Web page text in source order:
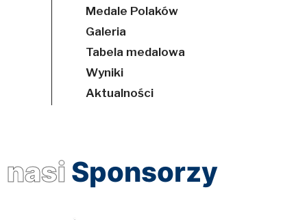
Medale Polaków
Galeria
Tabela medalowa
Wyniki
Aktualności
nasi Sponsorzy